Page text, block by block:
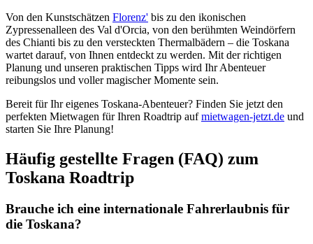
Von den Kunstschätzen Florenz' bis zu den ikonischen
Zypressenalleen des Val d'Orcia, von den berühmten Weindörfern
des Chianti bis zu den versteckten Thermalbädern – die Toskana
wartet darauf, von Ihnen entdeckt zu werden. Mit der richtigen
Planung und unseren praktischen Tipps wird Ihr Abenteuer
reibungslos und voller magischer Momente sein.
Bereit für Ihr eigenes Toskana-Abenteuer? Finden Sie jetzt den
perfekten Mietwagen für Ihren Roadtrip aufmietwagen-jetzt.de und
starten Sie Ihre Planung!
Häufig gestellte Fragen (FAQ) zum
Toskana Roadtrip
Brauche ich eine internationale Fahrerlaubnis für
die Toskana?